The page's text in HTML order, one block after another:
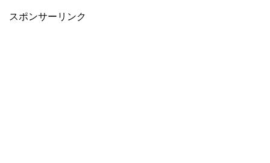
スポンサーリンク